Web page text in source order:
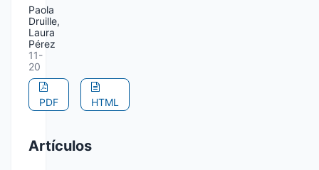
Paola
Druille,
Laura
Pérez
11-
20
PDF HTML
Artículos